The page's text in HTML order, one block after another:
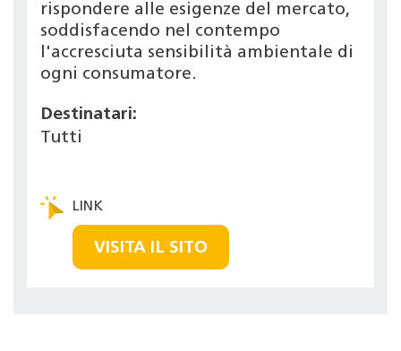
rispondere alle esigenze del mercato,
soddisfacendo nel contempo
l'accresciuta sensibilità ambientale di
ogni consumatore.
Destinatari:
Tutti
VISITA IL SITO